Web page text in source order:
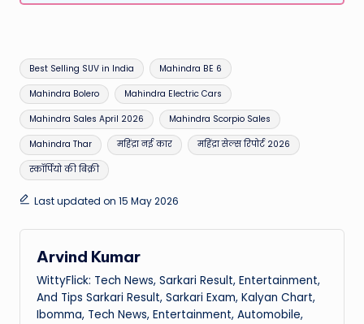
Tags:
Best Selling SUV in India Mahindra BE 6
Mahindra Bolero Mahindra Electric Cars
Mahindra Sales April 2026 Mahindra Scorpio Sales
Mahindra Thar महिंद्रा नई कार महिंद्रा सेल्स रिपोर्ट 2026
स्कॉर्पियो की बिक्री
Last updated on 15 May 2026
Arvind Kumar
WittyFlick: Tech News, Sarkari Result, Entertainment,
And Tips Sarkari Result, Sarkari Exam, Kalyan Chart,
Ibomma, Tech News, Entertainment, Automobile,